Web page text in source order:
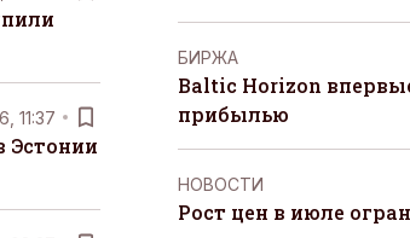
11:37
Эстонии
БИРЖА
Baltic Horizon
прибылью
НОВОСТИ
Рост цен в июле